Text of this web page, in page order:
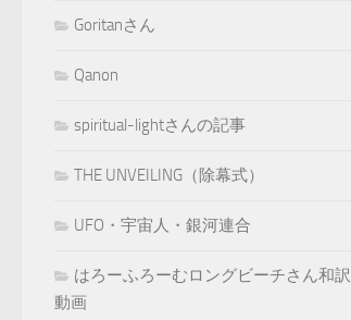
Goritanさん
Qanon
spiritual-lightさんの記事
THE UNVEILING（除幕式）
UFO・宇宙人・銀河連合
はろーふろーむロングビーチさん和訳
動画